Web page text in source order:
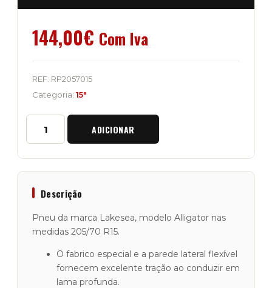
144,00€ Com Iva
REF: RP2057015
Categoria: 15"
Quantidade
Pneu
ADICIONAR
Descrição
Pneu da marca Lakesea, modelo Alligator nas
medidas 205/70 R15.
O fabrico especial e a parede lateral flexível
fornecem excelente tração ao conduzir em
lama profunda.